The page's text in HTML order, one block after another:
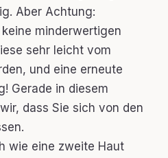
Aber Achtung:
minderwertigen
sehr leicht vom
und eine erneute
Gerade in diesem
dass Sie sich von den
wie eine zweite Haut